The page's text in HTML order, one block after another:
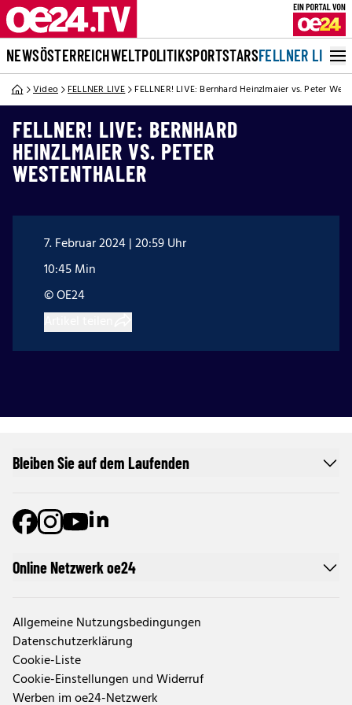
NEWSÖSTERREICHWELTPOLITIKSPORTSTARSFELLNER LIVE
Video FELLNER LIVE FELLNER! LIVE: Bernhard Heinzlmaier vs. Peter
FELLNER! LIVE: BERNHARD
HEINZLMAIER VS. PETER
WESTENTHALER
7. Februar 2024 | 20:59 Uhr
10:45 Min
© OE24
Online Netzwerk oe24
Allgemeine Nutzungsbedingungen
Datenschutzerklärung
Cookie-Liste
Cookie-Einstellungen und Widerruf
Werben im oe24-Netzwerk
Bleiben Sie auf dem Laufenden